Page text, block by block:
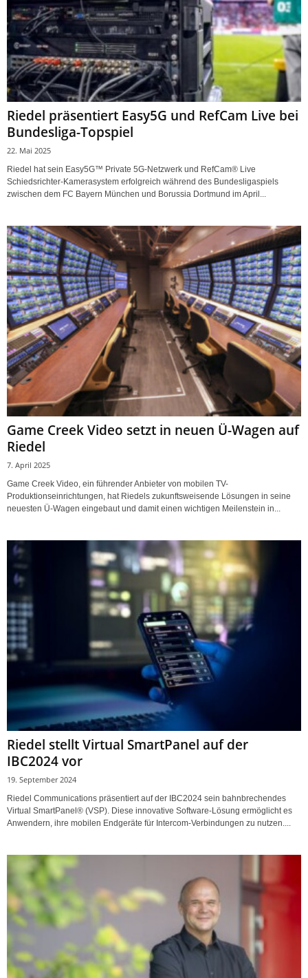
Riedel präsentiert Easy5G und RefCam Live bei
Bundesliga-Topspiel
22. Mai 2025
Riedel hat sein Easy5G™ Private 5G-Netzwerk und RefCam® Live
Schiedsrichter-Kamerasystem erfolgreich während des Bundesligaspiels
zwischen dem FC Bayern München und Borussia Dortmund im April...
Game Creek Video setzt in neuen Ü-Wagen auf
Riedel
7. April 2025
Game Creek Video, ein führender Anbieter von mobilen TV-
Produktionseinrichtungen, hat Riedels zukunftsweisende Lösungen in seine
neuesten Ü-Wagen eingebaut und damit einen wichtigen Meilenstein in...
Riedel stellt Virtual SmartPanel auf der
IBC2024 vor
19. September 2024
Riedel Communications präsentiert auf der IBC2024 sein bahnbrechendes
Virtual SmartPanel® (VSP). Diese innovative Software-Lösung ermöglicht es
Anwendern, ihre mobilen Endgeräte für Intercom-Verbindungen zu nutzen....